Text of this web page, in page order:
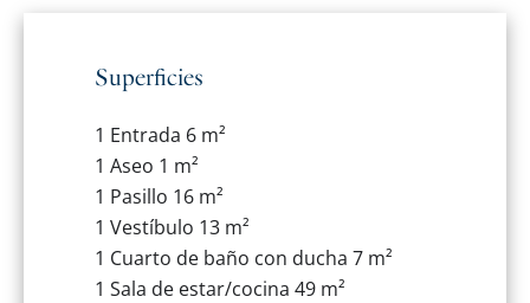
Superficies
1 Entrada 6 m²
1 Aseo 1 m²
1 Pasillo 16 m²
1 Vestíbulo 13 m²
1 Cuarto de baño con ducha 7 m²
1 Sala de estar/cocina 49 m²